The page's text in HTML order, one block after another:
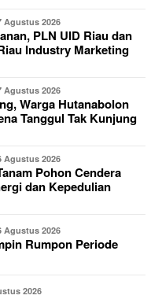
Agustus 2026
PLN UID Riau dan
Industry Marketing
Agustus 2026
Warga Hutanabolon
Tanggul Tak Kunjung
Agustus 2026
Pohon Cendera
dan Kepedulian
Agustus 2026
Rumpon Periode
2026